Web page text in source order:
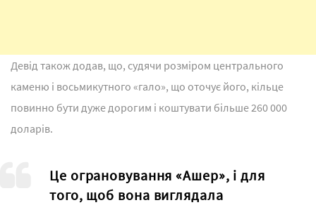
Девід також додав, що, судячи розміром центрального
каменю і восьмикутного «гало», що оточує його, кільце
повинно бути дуже дорогим і коштувати більше 260 000
доларів.
Це ограновування «Ашер», і для
того, щоб вона виглядала